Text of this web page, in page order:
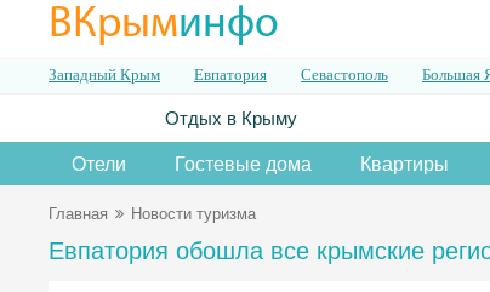
ВКрыминфо
Западный Крым Евпатория Севастополь Большая
Отдых в Крыму
Отели Гостевые дома Квартиры
Главная Новости туризма
Евпатория обошла все крымские